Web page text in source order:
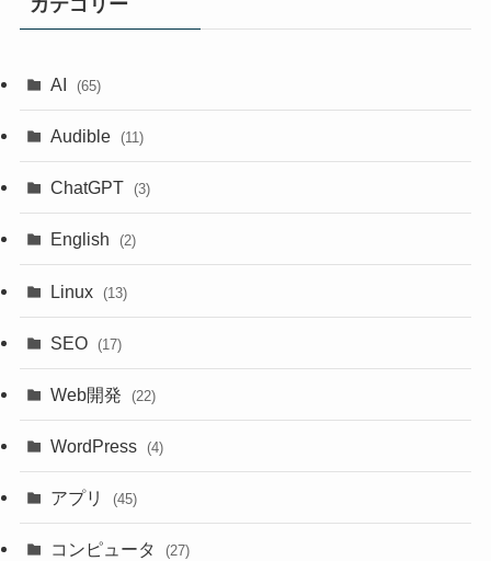
AI (65)
Audible (11)
ChatGPT (3)
English (2)
Linux (13)
SEO (17)
Web開発 (22)
WordPress (4)
アプリ (45)
コンピュータ (27)